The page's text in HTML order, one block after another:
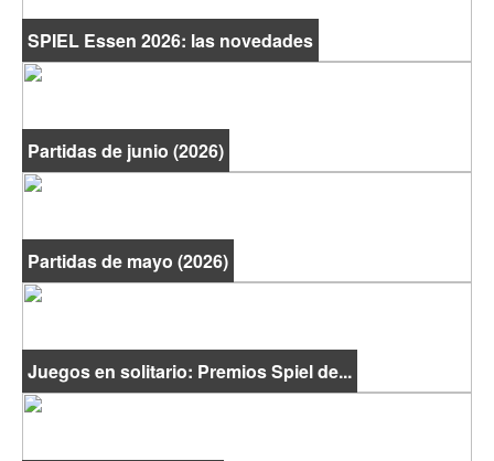
SPIEL Essen 2026: las novedades
Partidas de junio (2026)
Partidas de mayo (2026)
Juegos en solitario: Premios Spiel de...